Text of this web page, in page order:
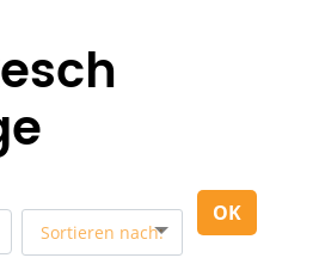
Sortieren nach:
OK